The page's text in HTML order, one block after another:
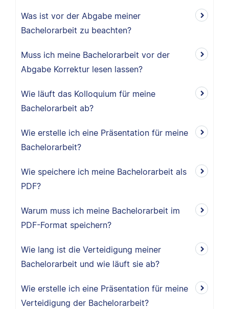
Was ist vor der Abgabe meiner
Bachelorarbeit zu beachten?
Muss ich meine Bachelorarbeit vor der
Abgabe Korrektur lesen lassen?
Wie läuft das Kolloquium für meine
Bachelorarbeit ab?
Wie erstelle ich eine Präsentation für meine
Bachelorarbeit?
Wie speichere ich meine Bachelorarbeit als
PDF?
Warum muss ich meine Bachelorarbeit im
PDF-Format speichern?
Wie lang ist die Verteidigung meiner
Bachelorarbeit und wie läuft sie ab?
Wie erstelle ich eine Präsentation für meine
Verteidigung der Bachelorarbeit?